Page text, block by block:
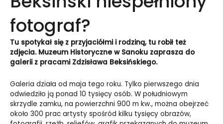
fotograf?
Tu spotykał się z przyjaciółmi i rodziną, tu robił też
zdjęcia. Muzeum Historyczne w Sanoku zaprasza do
galerii z pracami Zdzisława Beksińskiego.
Galeria działa od maja tego roku. Tylko pierwszego dnia
odwiedziło ją ponad 10 tysięcy osób. W południowym
skrzydle zamku, na powierzchni 900 m kw., można obejrzeć
około 300 prac artysty spośród kilku tysięcy obrazów,